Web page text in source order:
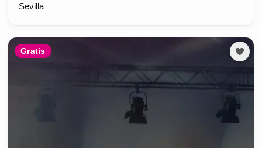
Sevilla
Gratis